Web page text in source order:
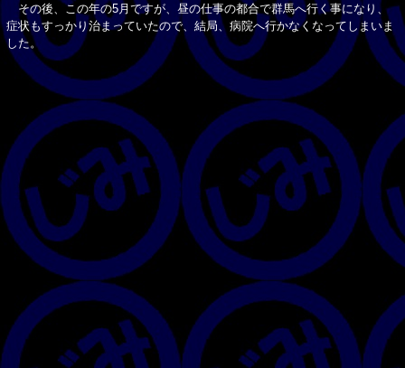
その後、この年の5月ですが、昼の仕事の都合で群馬へ行く事になり、
症状もすっかり治まっていたので、結局、病院へ行かなくなってしまいま
した。